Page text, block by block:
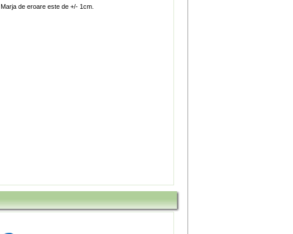
Marja de eroare este de +/- 1cm.